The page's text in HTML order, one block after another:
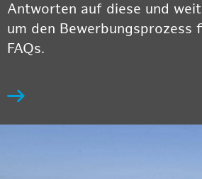
Antworten auf diese und
um den Bewerbungsprozess
FAQs.